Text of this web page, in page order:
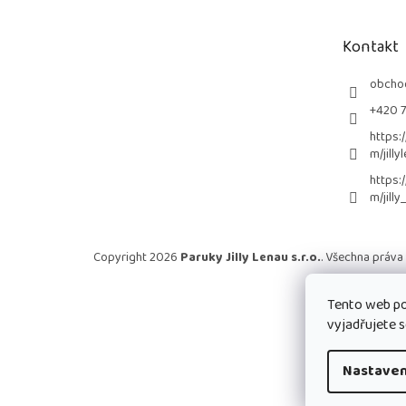
Tento web
vyjadřujete
Kontakt
+420
m/
m/
Copyright 2026 Paruky Jilly Lenau s.r.o.. Všechna